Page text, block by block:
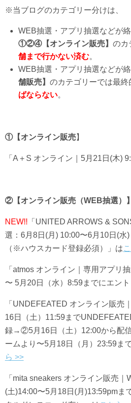
※当ブログのカテゴリー分けは、
WEB抽選・アプリ抽選などが
①②④【オンライン販売】のカ
舗まで行かない済む。
WEB抽選・アプリ抽選などが
舗販売】のカテゴリーでは最終
ばならない。
①【オンライン販売】
「 A ＋ S オンライン｜5月21日(木)
②【オンライン販売（WEB抽選）】
NEW!! 「UNITED ARROWS &
選：6月8日(月) 10:00〜6月10日(水
（※ハウスカード登録必須）」は
「atmos オンライン｜専用アプリ
〜 5月20日（水）8:59までにエン
「UNDEFEATED オンライン販売
16日（土）11:59まで
録→②5月16日（土）12:00から配
ームより〜5月18日（月）23:59ま
ら >>
「mita sneakers オンライン販売｜
(土)14:00〜5月18日(月)13:59pm